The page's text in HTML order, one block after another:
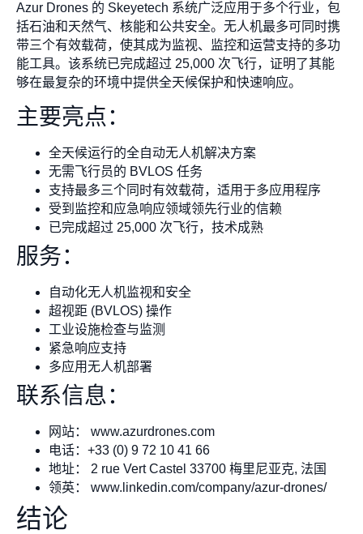
Azur Drones 的 Skeyetech 系统广泛应用于多个行业，包
括石油和天然气、核能和公共安全。无人机最多可同时携
带三个有效载荷，使其成为监视、监控和运营支持的多功
能工具。该系统已完成超过 25,000 次飞行，证明了其能
够在最复杂的环境中提供全天候保护和快速响应。
主要亮点：
全天候运行的全自动无人机解决方案
无需飞行员的 BVLOS 任务
支持最多三个同时有效载荷，适用于多应用程序
受到监控和应急响应领域领先行业的信赖
已完成超过 25,000 次飞行，技术成熟
服务：
自动化无人机监视和安全
超视距 (BVLOS) 操作
工业设施检查与监测
紧急响应支持
多应用无人机部署
联系信息：
网站： www.azurdrones.com
电话：+33 (0) 9 72 10 41 66
地址： 2 rue Vert Castel 33700 梅里尼亚克, 法国
领英： www.linkedin.com/company/azur-drones/
结论